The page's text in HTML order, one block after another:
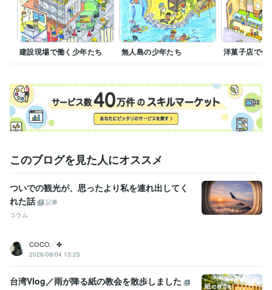
建設現場で働く少年たち 無人島の少年たち 洋菓子店で働
このブログを見た人にオススメ
ついでの観光が、思ったより私を連れ出してく
れた話
記事
コラム
COCO⋰✤
2026/08/04 13:25
台湾Vlog／雨が降る紙の教会を散歩しました